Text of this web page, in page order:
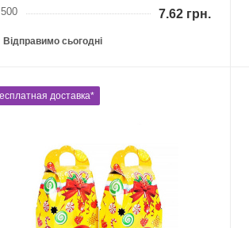
7.62грн.
Відправимо сьогодні
доставка*